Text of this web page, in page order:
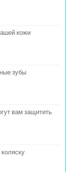
кожи
зубы
вам защитить